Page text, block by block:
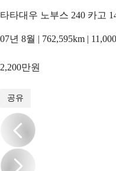
타타대우 노부스 240 카고
07년 8월 | 762,595km |
2,200만원
공유
/7